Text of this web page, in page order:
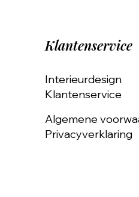
Klantenservice
Interieurdesign
Klantenservice
Algemene
Privacyverklaring